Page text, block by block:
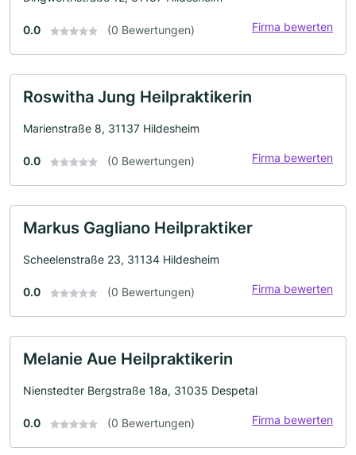
0.0 (0 Bewertungen) Firma bewerten
Roswitha Jung Heilpraktikerin
Marienstraße 8, 31137 Hildesheim
0.0 (0 Bewertungen) Firma bewerten
Markus Gagliano Heilpraktiker
Scheelenstraße 23, 31134 Hildesheim
0.0 (0 Bewertungen) Firma bewerten
Melanie Aue Heilpraktikerin
Nienstedter Bergstraße 18a, 31035 Despetal
0.0 (0 Bewertungen) Firma bewerten